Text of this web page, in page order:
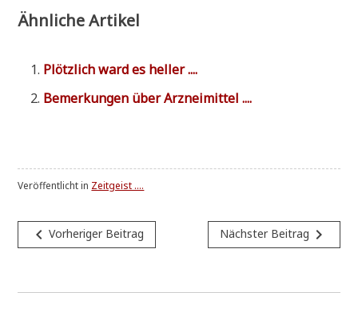
Ähnliche Artikel
Plötz­lich ward es heller ....
Bemer­kun­gen über Arzneimittel ....
Veröffentlicht in Zeitgeist ....
Beitragsnavigation
navigate_beforeVorheriger Beitrag Nächster Beitrag navigate_next